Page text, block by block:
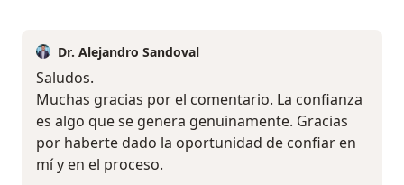
Dr. Alejandro Sandoval
Saludos.
Muchas gracias por el comentario. La confianza
es algo que se genera genuinamente. Gracias
por haberte dado la oportunidad de confiar en
mí y en el proceso.